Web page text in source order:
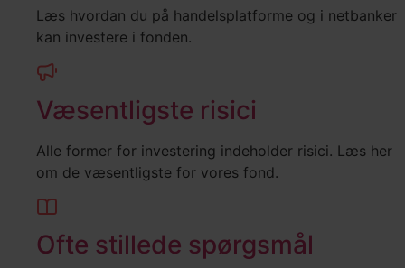
Læs hvordan du på handelsplatforme og i netbanker
kan investere i fonden.
Væsentligste risici
Alle former for investering indeholder risici. Læs her
om de væsentligste for vores fond.
Ofte stillede spørgsmål